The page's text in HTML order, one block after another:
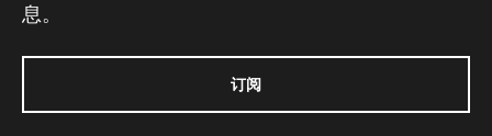
息。
订阅